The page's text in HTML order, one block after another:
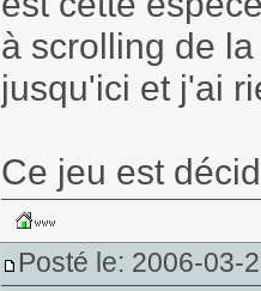
à scrolling de
jusqu'ici et j'ai
Ce jeu est
Posté le: 2006-03-